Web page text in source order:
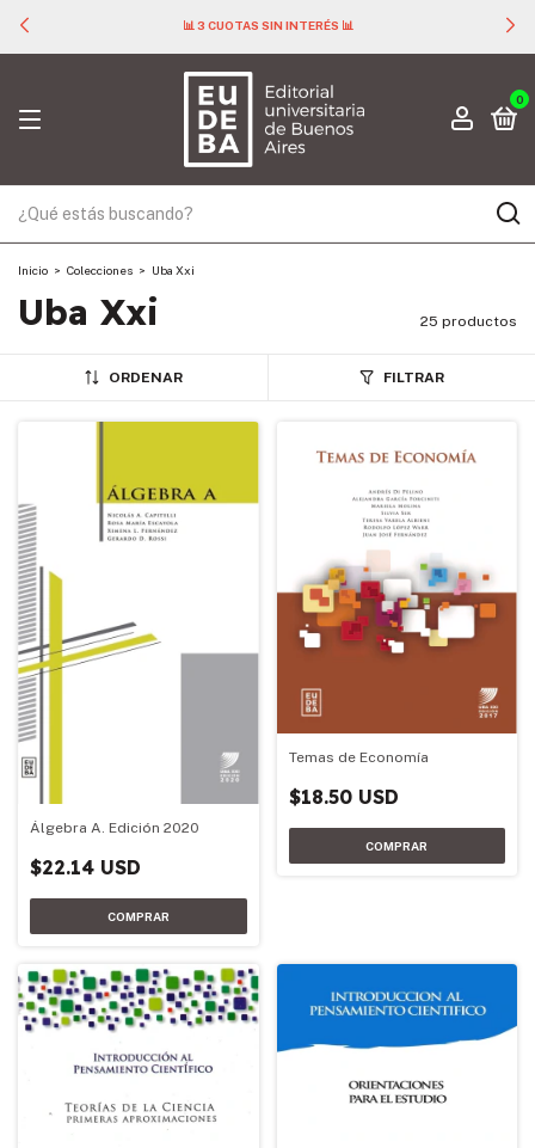
📊 3 CUOTAS SIN INTERÉS 📊
0
Inicio > Colecciones > Uba Xxi
Uba Xxi 25 productos
ORDENAR FILTRAR
Álgebra A. Edición 2020
$22.14 USD
Temas de Economía
$18.50 USD